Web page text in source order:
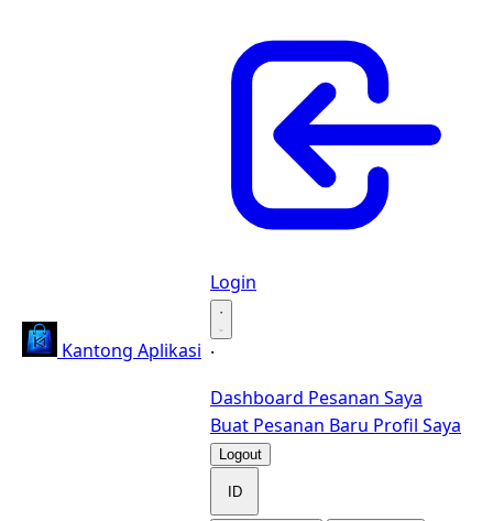
Kantong Aplikasi
Login
·
·
Dashboard Pesanan Saya
Buat Pesanan Baru Profil Saya
Logout
ID